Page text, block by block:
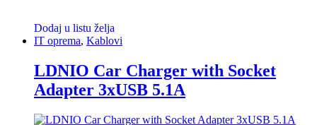
Dodaj u listu želja
IT oprema, Kablovi
LDNIO Car Charger with Socket
Adapter 3xUSB 5.1A